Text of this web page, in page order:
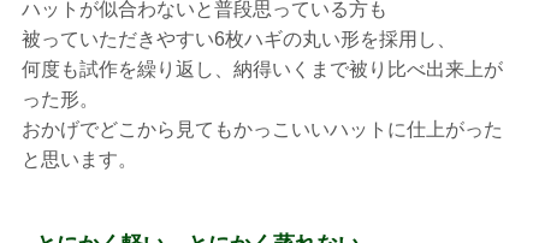
ハットが似合わないと普段思っている方も
被っていただきやすい6枚ハギの丸い形を採用し、
何度も試作を繰り返し、納得いくまで被り比べ出来上が
った形。
おかげでどこから見てもかっこいいハットに仕上がった
と思います。